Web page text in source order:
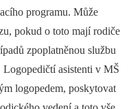
programu. Může
pokud o toto mají rodiče
zpoplatněnou službu
Logopedičtí asistenti v MŠ
logopedem, poskytovat